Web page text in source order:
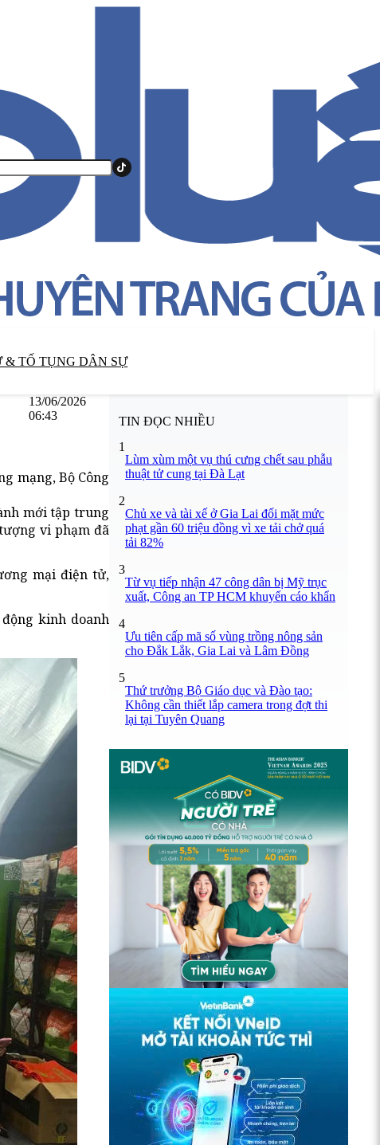
& TỐ TỤNG DÂN SỰ
13/06/2026
06:43
mạng, Bộ Công
mới tập trung
vi phạm đã
mại điện tử,
kinh doanh
TIN ĐỌC NHIỀU
1
Lùm xùm một vụ thú cưng chết sau phẫu
thuật tử cung tại Đà Lạt
2
Chủ xe và tài xế ở Gia Lai đối mặt mức
phạt gần 60 triệu đồng vì xe tải chở quá
tải 82%
3
Từ vụ tiếp nhận 47 công dân bị Mỹ trục
xuất, Công an TP HCM khuyến cáo khẩn
4
Ưu tiên cấp mã số vùng trồng nông sản
cho Đắk Lắk, Gia Lai và Lâm Đồng
5
Thứ trưởng Bộ Giáo dục và Đào tạo:
Không cần thiết lắp camera trong đợt thi
lại tại Tuyên Quang